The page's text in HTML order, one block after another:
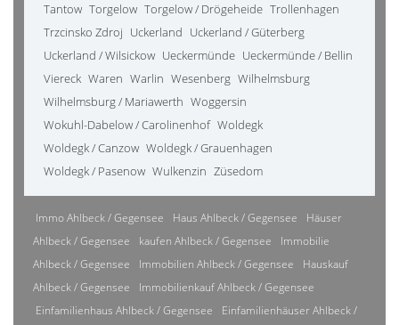
Tantow Torgelow Torgelow / Drögeheide Trollenhagen
Trzcinsko Zdroj Uckerland Uckerland / Güterberg
Uckerland / Wilsickow Ueckermünde Ueckermünde / Bellin
Viereck Waren Warlin Wesenberg Wilhelmsburg
Wilhelmsburg / Mariawerth Woggersin
Wokuhl-Dabelow / Carolinenhof Woldegk
Woldegk / Canzow Woldegk / Grauenhagen
Woldegk / Pasenow Wulkenzin Züsedom
Immo Ahlbeck / Gegensee Haus Ahlbeck / Gegensee
Häuser
Ahlbeck / Gegensee
kaufen Ahlbeck / Gegensee
Immobilie
Ahlbeck / Gegensee
Immobilien Ahlbeck / Gegensee
Hauskauf
Ahlbeck / Gegensee
Immobilienkauf Ahlbeck / Gegensee
Einfamilienhaus Ahlbeck / Gegensee
Einfamilienhäuser Ahlbeck /